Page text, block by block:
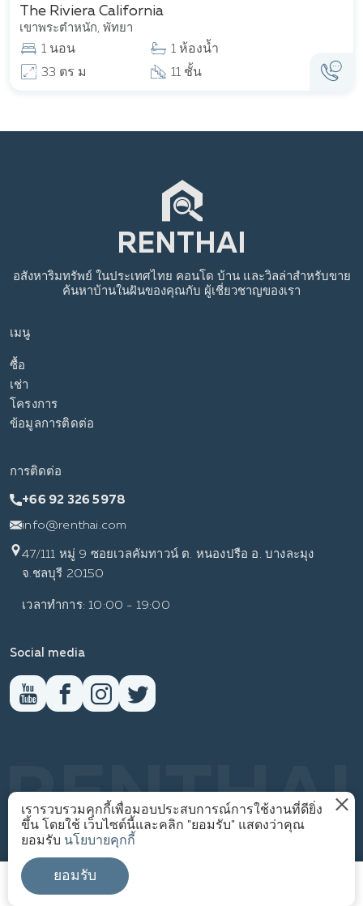
The Riviera California
เขาพระตำหนัก, พัทยา
1 นอน
1 ห้องน้ำ
33 ตร ม
11 ชั้น
เมนู
ซื้อ
เช่า
โครงการ
ข้อมูลการติดต่อ
อสังหาริมทรัพย์ ในประเทศไทย คอนโด บ้าน และวิลล่าสำหรับขาย
ค้นหาบ้านในฝันของคุณกับ ผู้เชี่ยวชาญของเรา
การติดต่อ
+66 92 326 5978
info@renthai.com
47/111 หมู่ 9 ซอยเวลคัมทาวน์ ต. หนองปรือ อ. บางละมุง
จ.ชลบุรี 20150
เวลาทำการ: 10:00 - 19:00
Social media
RENTHAI
นโยบายความเป็นส่วนตัว
เรารวบรวมคุกกี้เพื่อมอบประสบการณ์การใช้งานที่ดียิ่ง
ขึ้น โดยใช้ เว็บไซต์นี้และคลิก "ยอมรับ" แสดงว่าคุณ
ยอมรับ นโยบายคุกกี้
ยอมรับ